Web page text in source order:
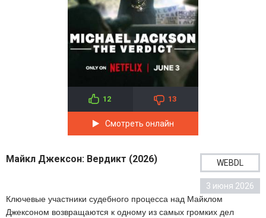
12 13
Смотреть онлайн
Майкл Джексон: Вердикт (2026) WEBDL
3 июня 2026
Ключевые участники судебного процесса над Майклом
Джексоном возвращаются к одному из самых громких дел